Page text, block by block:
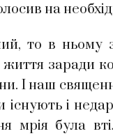
на
то в ньому
життя заради
І наш
і
мрія була